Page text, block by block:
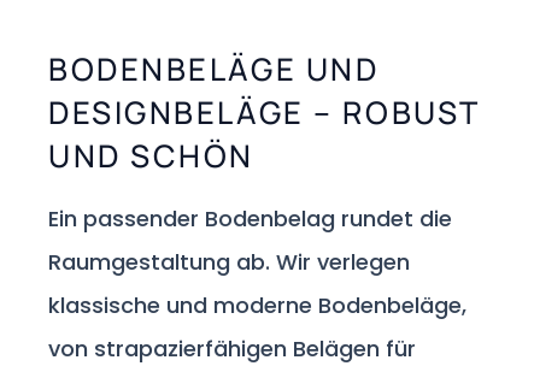
BODENBELÄGE UND
DESIGNBELÄGE – ROBUST
UND SCHÖN
Ein passender Bodenbelag rundet die
Raumgestaltung ab. Wir verlegen
klassische und moderne Bodenbeläge,
von strapazierfähigen Belägen für